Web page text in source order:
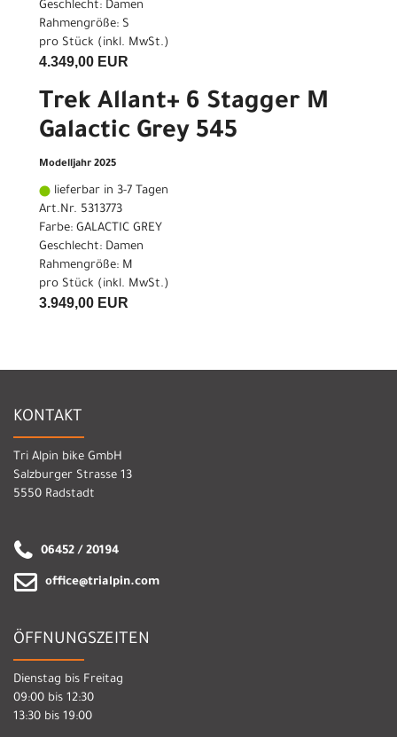
Geschlecht: Damen
Rahmengröße: S
pro Stück (inkl. MwSt.)
4.349,00 EUR
Trek Allant+ 6 Stagger M
Galactic Grey 545
Modelljahr 2025
lieferbar in 3-7 Tagen
Art.Nr. 5313773
Farbe: GALACTIC GREY
Geschlecht: Damen
Rahmengröße: M
pro Stück (inkl. MwSt.)
3.949,00 EUR
KONTAKT
Tri Alpin bike GmbH
Salzburger Strasse 13
5550 Radstadt
06452 / 20194
office@trialpin.com
ÖFFNUNGSZEITEN
Dienstag bis Freitag
09:00 bis 12:30
13:30 bis 19:00